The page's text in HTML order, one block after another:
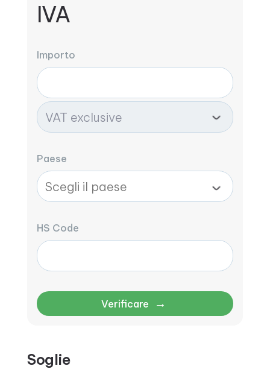
IVA
Importo
Paese
HS Code
Verificare →
Soglie